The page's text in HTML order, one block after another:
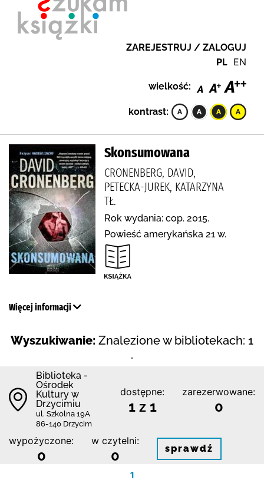
ZAREJESTRUJ / ZALOGUJ
PL EN
wielkość:
kontrast:
Skonsumowana
CRONENBERG, DAVID,
PETECKA-JUREK, KATARZYNA
TŁ.
Rok wydania: cop. 2015.
Powieść amerykańska 21 w.
Więcej informacji
Wyszukiwanie: Znalezione w bibliotekach: 1
.
Biblioteka -
Ośrodek
Kultury w
Drzycimiu
ul. Szkolna 19A
86-140 Drzycim
dostępne:
1 z 1
zarezerwowane:
0
wypożyczone:
0
w czytelni:
0 sprawdź
1